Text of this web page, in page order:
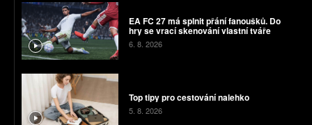
EA FC 27 má splnit přání fanoušků. Do
hry se vrací skenování vlastní tváře
6. 8. 2026
Top tipy pro cestování nalehko
5. 8. 2026